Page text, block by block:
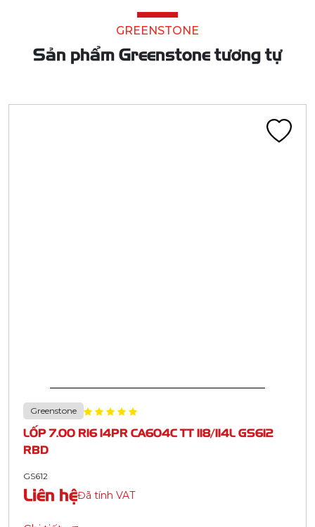
GREENSTONE
Sản phẩm Greenstone tương tự
Greenstone
LỐP 7.00 R16 14PR CA604C TT 118/114L GS612
RBD
GS612
Liên hệĐã tính VAT